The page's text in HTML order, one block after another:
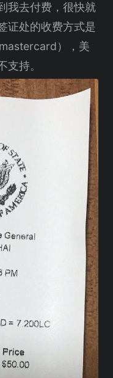
我去付费，很快就
证处的收费方式是
），美
支持。